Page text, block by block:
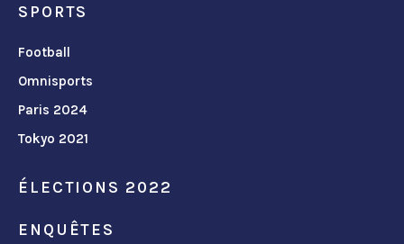
SPORTS
Football
Omnisports
Paris 2024
Tokyo 2021
ÉLECTIONS 2022
ENQUÊTES